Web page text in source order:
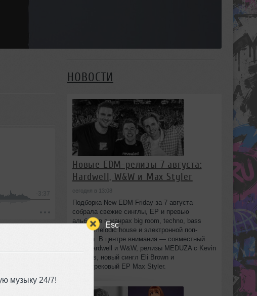
Esc
музыку 24/7!
-3:37
НОВОСТИ
Новые EDM-релизы 7 августа:
Hardwell, W&W и Max Styler
сегодня в 13:08
Подборка New EDM Friday за 7 августа
собрала свежие синглы, EP и превью
альбомов в жанрах big room, techno, bass
house, melodic house и электронной поп-
музыки. В центре внимания — совместный
трек Hardwell и W&W, релизы MEDUZA с Kevin
de Vries, новый сингл Eli Brown и
шеститрековый EP Max Styler.